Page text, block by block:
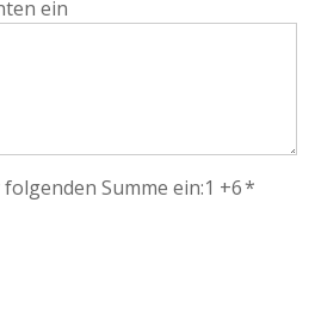
ein
Summe ein:1 +6*